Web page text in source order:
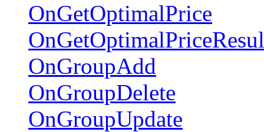
OnGetOptimalPrice
OnGroupAdd
OnGroupDelete
OnGroupUpdate